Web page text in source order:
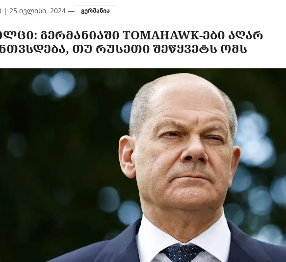
| 25 ივლისი, 2024 — გერმანია
ᲒᲔᲠᲛᲐᲜᲘᲐᲨᲘ TOMAHAWK-ᲔᲑᲘ ᲐᲦᲐᲠ
ᲗᲣ ᲠᲣᲡᲔᲗᲘ ᲨᲔᲬᲧᲕᲔᲢᲡ ᲝᲛᲡ